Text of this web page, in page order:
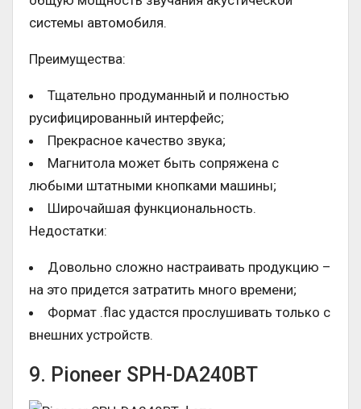
системы автомобиля.
Преимущества:
Тщательно продуманный и полностью
русифицированный интерфейс;
Прекрасное качество звука;
Магнитола может быть сопряжена с
любыми штатными кнопками машины;
Широчайшая функциональность.
Недостатки:
Довольно сложно настраивать продукцию –
на это придется затратить много времени;
Формат .flac удастся прослушивать только с
внешних устройств.
9. Pioneer SPH-DA240BT